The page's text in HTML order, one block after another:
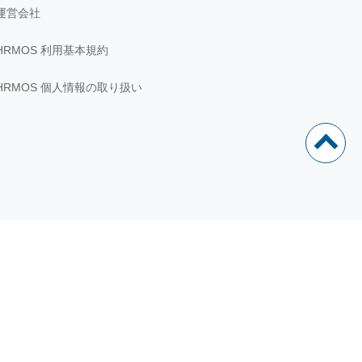
営会社
利用基本規約
個人情報の取り扱い